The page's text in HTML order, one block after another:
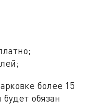
более 15
обязан